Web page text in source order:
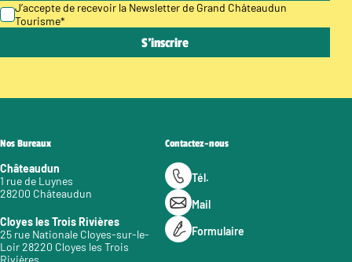
J’accepte de recevoir la Newsletter de Grand Châteaudun
Tourisme*
Nos Bureaux
Châteaudun
1 rue de Luynes
28200 Châteaudun
Cloyes les Trois Rivières
25 rue Nationale Cloyes-sur-le-
Loir 28220 Cloyes les Trois
Contactez-nous
Tél.
Mail
Formulaire